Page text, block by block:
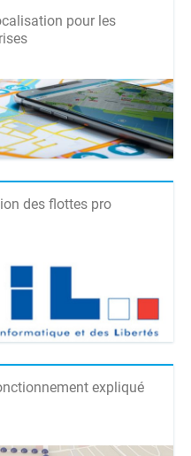
pour les
des flottes pro
expliqué